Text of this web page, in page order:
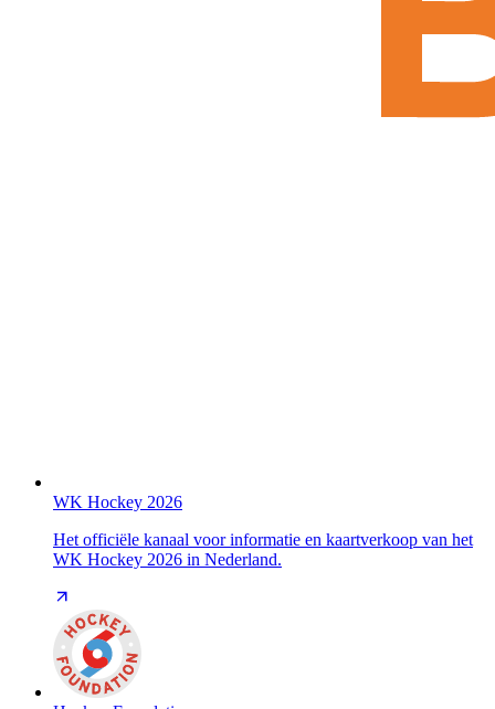
WK Hockey 2026
Het officiële kanaal voor informatie en kaartverkoop van het
WK Hockey 2026 in Nederland.